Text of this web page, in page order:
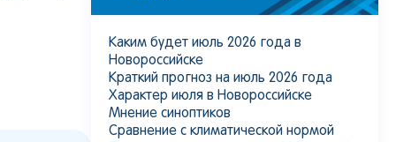
Каким будет июль 2026 года в
Новороссийске
Краткий прогноз на июль 2026 года
Характер июля в Новороссийске
Мнение синоптиков
Сравнение с климатической нормой